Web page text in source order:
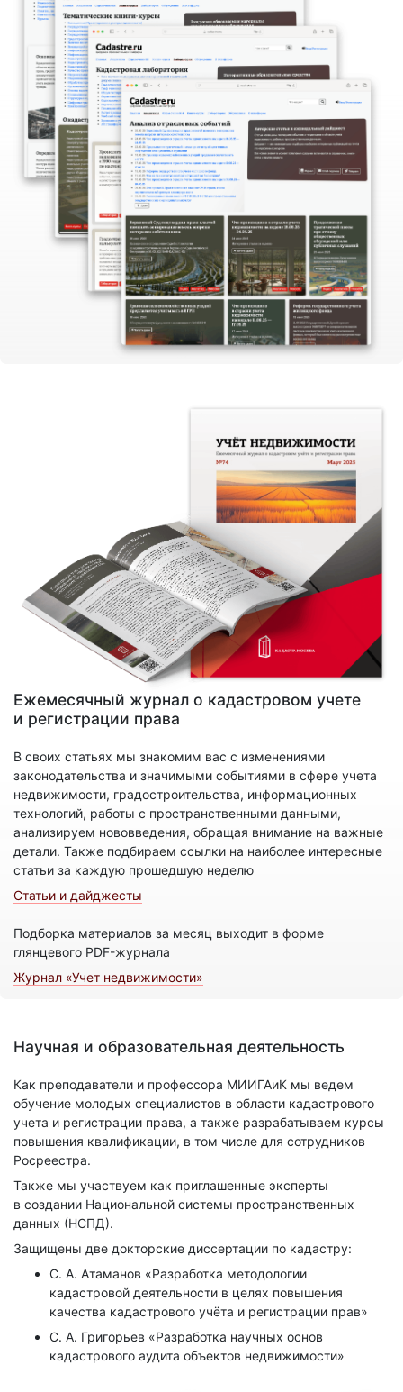
Ежемесячный журнал о кадастровом учете
и регистрации права
В своих статьях мы знакомим вас с изменениями
законодательства и значимыми событиями в сфере учета
недвижимости, градостроительства, информационных
технологий, работы с пространственными данными,
анализируем нововведения, обращая внимание на важные
детали. Также подбираем ссылки на наиболее интересные
статьи за каждую прошедшую неделю
Статьи и дайджесты
Подборка материалов за месяц выходит в форме
глянцевого PDF-журнала
Журнал «Учет недвижимости»
Научная и образовательная деятельность
Как преподаватели и профессора МИИГАиК мы ведем
обучение молодых специалистов в области кадастрового
учета и регистрации права, а также разрабатываем курсы
повышения квалификации, в том числе для сотрудников
Росреестра.
Также мы участвуем как приглашенные эксперты
в создании Национальной системы пространственных
данных (НСПД).
Защищены две докторские диссертации по кадастру:
С. А. Атаманов «Разработка методологии
кадастровой деятельности в целях повышения
качества кадастрового учёта и регистрации прав»
С. А. Григорьев «Разработка научных основ
кадастрового аудита объектов недвижимости»